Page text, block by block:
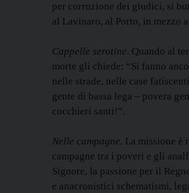
per corruzione dei giudici, si
al Lavinaro, al Porto, in mezzo
Cappelle serotine. Quando al
morte gli chiede: “Si fanno
nelle strade, nelle case
gente di bassa lega – povera
cocchieri santi!”.
Nelle campagne. La missione è
campagne tra i poveri e gli
Signore, la passione per il
e anacronistici schematismi,